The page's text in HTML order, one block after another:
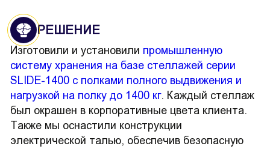
РЕШЕНИЕ
Изготовили и установили промышленную
систему хранения на базе стеллажей серии
SLIDE-1400 с полками полного выдвижения и
нагрузкой на полку до 1400 кг. Каждый стеллаж
был окрашен в корпоративные цвета клиента.
Также мы оснастили конструкции
электрической талью, обеспечив безопасную